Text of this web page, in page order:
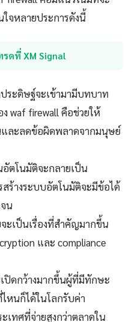
จหลายประการดังนี้
ดที่ XM Signal
ะดิษฐ์จะเข้ามามีบทบาท
waf firewall คือช่วยให้
และลดข้อผิดพลาดจากมนุษย์
อัตโนมัติจะกลายเป็น
สร้างระบบอัตโนมัติจะมีข้อได้
น
ะเป็นเรื่องที่สำคัญมากขึ้น
และ compliance
ปิดกว้างมากขึ้นผู้ที่มีทักษะ
หนก็ได้ในโลกรับค่า
ทศที่จ่ายสูงกว่าตลาดใน